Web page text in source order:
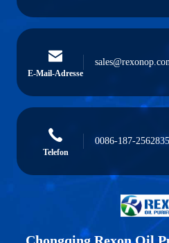
E-Mail-Adresse
Telefon
0086-187-